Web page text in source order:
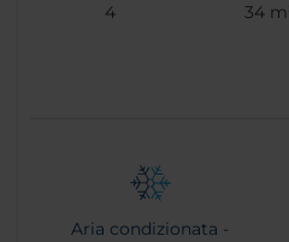
4 34
Aria condizionata -